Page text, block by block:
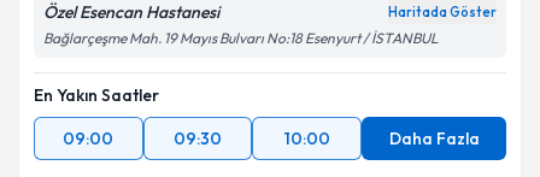
Metni'ni okudum ve kişisel verilerimin belirtilen
kapsamda işlenmesini kabul ediyorum.
Takvim Talebini Gönder
Özel Esencan Hastanesi Haritada Göster
Bağlarçeşme Mah. 19 Mayıs Bulvarı No:18 Esenyurt / İSTANBUL
En Yakın Saatler
09:00
09:30 10:00 Daha Fazla